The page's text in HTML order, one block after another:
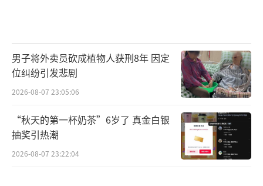
男子将外卖员砍成植物人获刑8年 因定
位纠纷引发悲剧
2026-08-07 23:05:06
“秋天的第一杯奶茶”6岁了 真金白银
抽奖引热潮
2026-08-07 23:22:04